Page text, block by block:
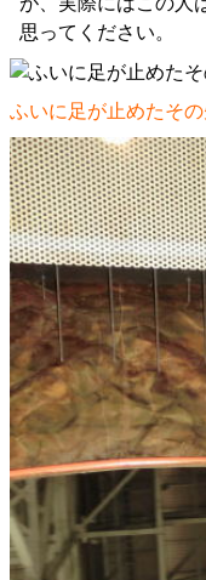
思ってください。
ふいに足が止めたそ